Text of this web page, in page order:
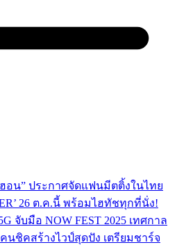
อน” ประกาศจัดแฟนมีตติ้งในไทย
26 ต.ค.นี้ พร้อมไฮทัชทุกที่นั่ง!
5G จับมือ NOW FEST 2025 เทศกาล
ชิคสร้างไวป์สุดปัง เตรียมชาร์จ